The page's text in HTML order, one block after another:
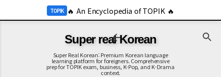
TOPIK 🔥 An Encyclopedia of TOPIK 🔥
🔥 2026 KOR Job Info 🔥
기본 콘텐츠로 건너뛰기
Super real Korean
Super Real Korean: Premium Korean language
learning platform for foreigners. Comprehensive
prep for TOPIK exam, business, K-Pop, and K-Drama
context.